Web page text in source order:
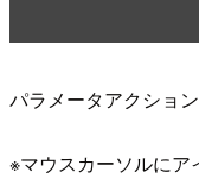
パラメータアクショ
※マウスカーソルにア